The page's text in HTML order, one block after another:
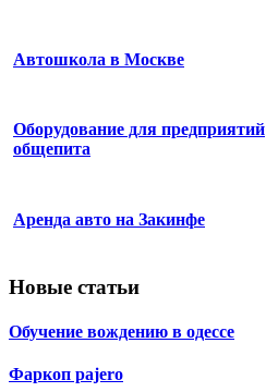
Автошкола в Москве
Оборудование для предприятий
общепита
Аренда авто на Закинфе
Новые статьи
Обучение вождению в одессе
Фаркоп pajero